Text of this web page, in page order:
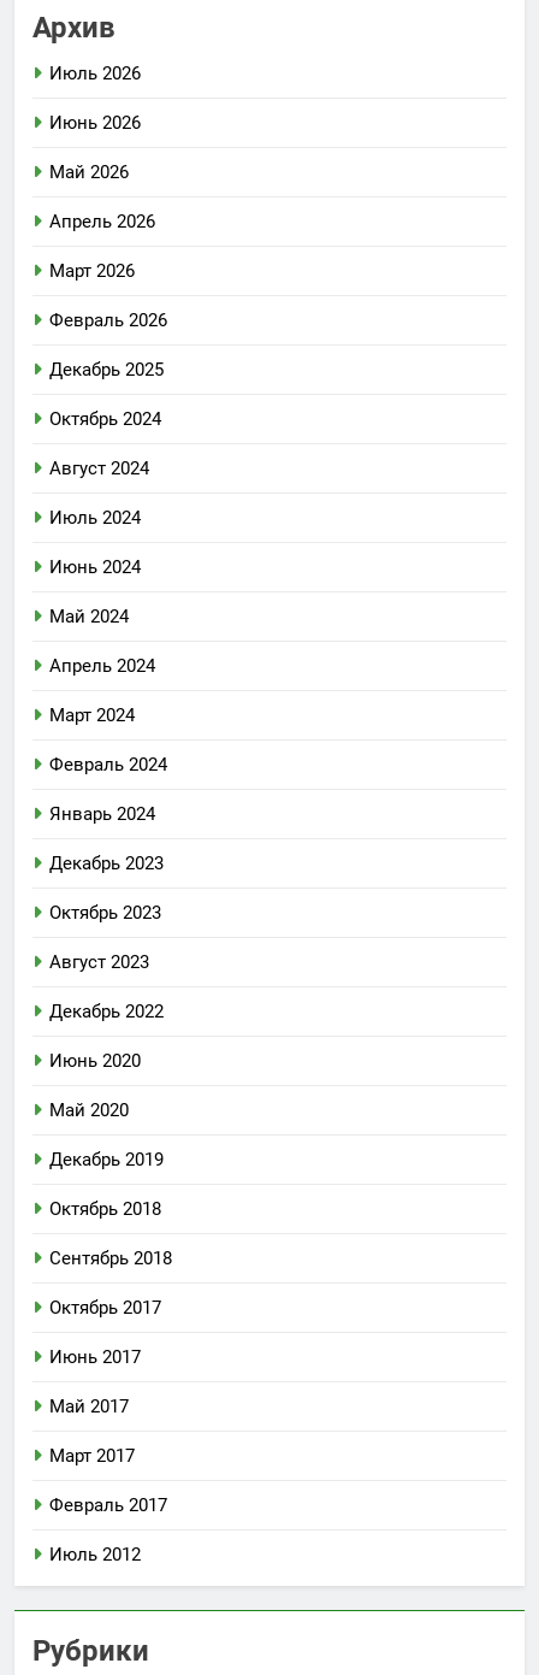
Архив
Июль 2026
Июнь 2026
Май 2026
Апрель 2026
Март 2026
Февраль 2026
Декабрь 2025
Октябрь 2024
Август 2024
Июль 2024
Июнь 2024
Май 2024
Апрель 2024
Март 2024
Февраль 2024
Январь 2024
Декабрь 2023
Октябрь 2023
Август 2023
Декабрь 2022
Июнь 2020
Май 2020
Декабрь 2019
Октябрь 2018
Сентябрь 2018
Октябрь 2017
Июнь 2017
Май 2017
Март 2017
Февраль 2017
Июль 2012
Рубрики